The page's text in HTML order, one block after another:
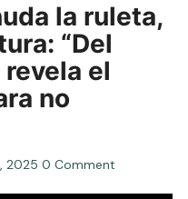
la ruleta,
“Del
el
no
2025 0 Comment